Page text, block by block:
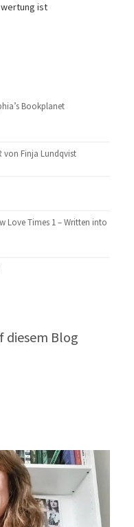
ist
Bookplanet
von Finja Lundqvist
Love Times 1 – Written into
diesem Blog